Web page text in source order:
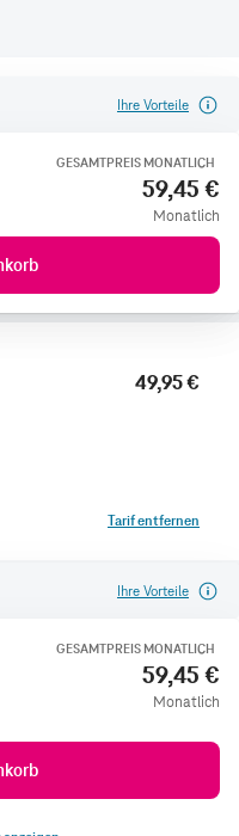
Ihre Vorteile
GESAMTPREIS MONATLICH
59,45 €
Monatlich
49,95 €
Tarif entfernen
Ihre Vorteile
GESAMTPREIS MONATLICH
59,45 €
Monatlich